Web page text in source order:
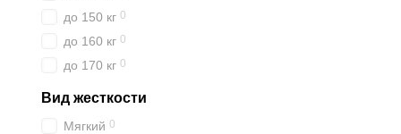
до 150 кг 0
до 160 кг 0
до 170 кг 0
Вид жесткости
Мягкий 0